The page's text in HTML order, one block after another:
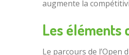
augmente la
Les éléments
Le parcours de